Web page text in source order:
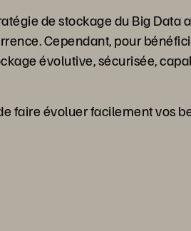
de stockage du Big Data
Cependant, pour
évolutive, sécurisée,
faire évoluer facilement vos